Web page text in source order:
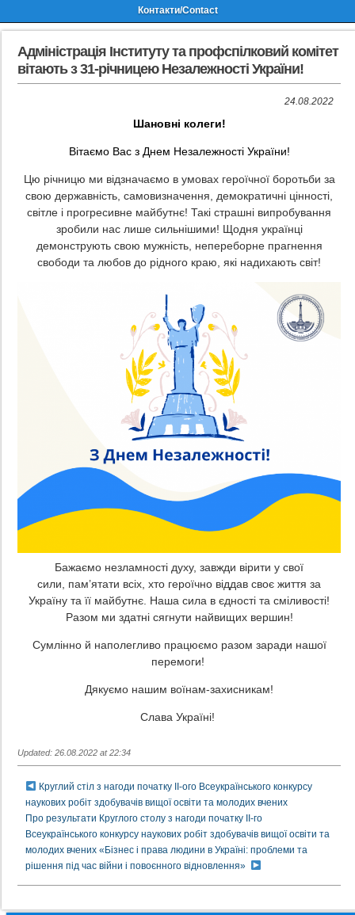
Контакти/Contact
Адміністрація Інституту та профспілковий комітет
вітають з 31-річницею Незалежності України!
24.08.2022
Шановні колеги!
Вітаємо Вас з Днем Незалежності України!
Цю річницю ми відзначаємо в умовах героїчної боротьби за
свою державність, самовизначення, демократичні цінності,
світле і прогресивне майбутнє! Такі страшні випробування
зробили нас лише сильнішими! Щодня українці
демонструють свою мужність, непереборне прагнення
свободи та любов до рідного краю, які надихають світ!
Бажаємо незламності духу, завжди вірити у свої
сили, пам’ятати всіх, хто героїчно віддав своє життя за
Україну та її майбутнє. Наша сила в єдності та сміливості!
Разом ми здатні сягнути найвищих вершин!
Сумлінно й наполегливо працюємо разом заради нашої
перемоги!
Дякуємо нашим воїнам-захисникам!
Слава Україні!
Updated: 26.08.2022 at 22:34
Круглий стіл з нагоди початку ІІ-ого Всеукраїнського конкурсу
наукових робіт здобувачів вищої освіти та молодих вчених
Про результати Круглого столу з нагоди початку ІІ-го
Всеукраїнського конкурсу наукових робіт здобувачів вищої освіти та
молодих вчених «Бізнес і права людини в Україні: проблеми та
рішення під час війни і повоєнного відновлення»